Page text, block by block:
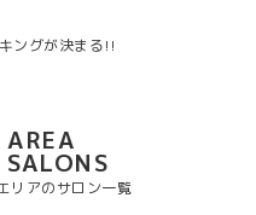
ングが決まる!!
AREA
SALONS
リアのサロン一覧